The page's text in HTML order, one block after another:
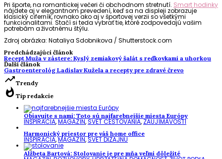
Pri športe, na romantickej večeri či obchodnom stretnutí. Smart hodinky
nájdete aj v elegantnom prevedení, keď sa na displeji zobrazuje
klasický ciferník, rovnako ako aj v športovej verzii so všetkými
funkcionalitami. Stačí si teda vybrať tie, ktoré zodpovedajú vašim
potrebám a životnému štýlu.
Zdroj obrázka: Nataliya Sdobnikova / Shutterstock.com
Predchádzajúci článok
Recept Muža v zástere: Kyslý zemiakový šalát s reďkovkami a uhorkou
Ďalší článok
Gastroenterológ Ladislav Kužela a recepty pre zdravé črevo
trending_upTrendy
whatshot Tip redakcie
Objavujte s nami: Toto sú najfarebnejšie miesta Európy
INŠPIRÁCIA,MAGAZÍN,SVET CESTOVANIA,ZAUJÍMAVOSTI
Harmonický priestor pre váš home office
INŠPIRÁCIA,MAGAZÍN,SVET DIZAJNU
Alžbeta Bartová: Stolovanie je pre mňa veľmi dôležité